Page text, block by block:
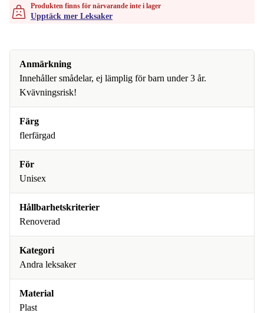
Produkten finns för närvarande inte i lager
Upptäck mer Leksaker
Anmärkning
Innehåller smådelar, ej lämplig för barn under 3 år.
Kvävningsrisk!
Färg
flerfärgad
För
Unisex
Hållbarhetskriterier
Renoverad
Kategori
Andra leksaker
Material
Plast